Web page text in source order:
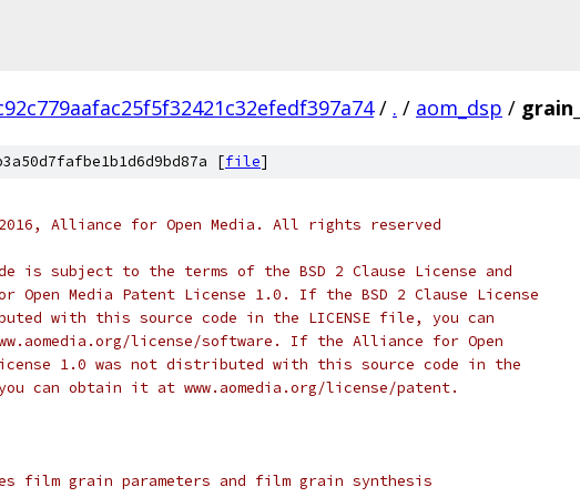
/ . / aom_dsp /
[file]
Alliance for Open Media. All rights reserved
is subject to the terms of the BSD 2 Clause License and
Media Patent License 1.0. If the BSD 2 Clause License
with this source code in the LICENSE file, you can
license/software. If the Alliance for Open
1.0 was not distributed with this source code in the
can obtain it at www.aomedia.org/license/patent.
film grain parameters and film grain synthesis